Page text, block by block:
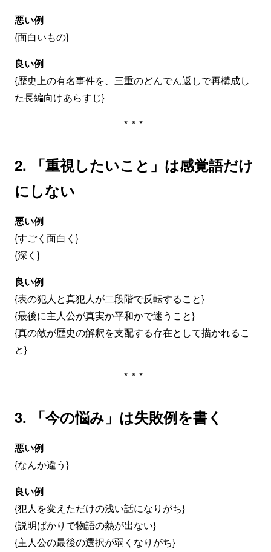
悪い例
{面白いもの}
良い例
{歴史上の有名事件を、三重のどんでん返しで再構成し
た長編向けあらすじ}
***
2. 「重視したいこと」は感覚語だけ
にしない
悪い例
{すごく面白く}
{深く}
良い例
{表の犯人と真犯人が二段階で反転すること}
{最後に主人公が真実か平和かで迷うこと}
{真の敵が歴史の解釈を支配する存在として描かれるこ
と}
***
3. 「今の悩み」は失敗例を書く
悪い例
{なんか違う}
良い例
{犯人を変えただけの浅い話になりがち}
{説明ばかりで物語の熱が出ない}
{主人公の最後の選択が弱くなりがち}